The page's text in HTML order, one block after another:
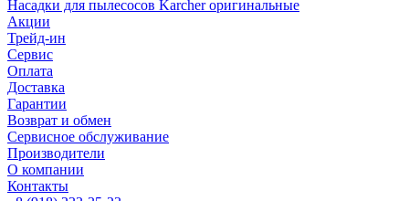
Насадки для пылесосов Karcher оригинальные
Акции
Трейд-ин
Сервис
Оплата
Доставка
Гарантии
Возврат и обмен
Сервисное обслуживание
Производители
О компании
Контакты